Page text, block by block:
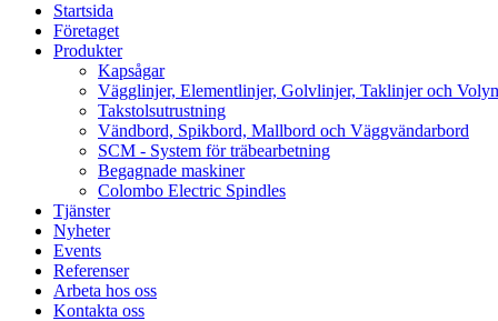
Startsida
Företaget
Produkter
Kapsågar
Vägglinjer, Elementlinjer, Golvlinjer, Taklinjer och
Takstolsutrustning
Vändbord, Spikbord, Mallbord och Väggvändarbord
SCM - System för träbearbetning
Begagnade maskiner
Colombo Electric Spindles
Tjänster
Nyheter
Events
Referenser
Arbeta hos oss
Kontakta oss